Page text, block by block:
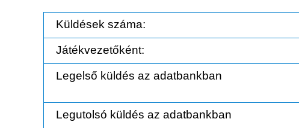
Küldések száma:
Játékvezetőként:
Legelső küldés az adatbankban
Legutolsó küldés az adatbankban